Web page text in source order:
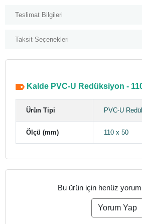
Teslimat Bilgileri
Taksit Seçenekleri
Kalde PVC-U Redüksiyon -
Ürün Tipi PVC-U
Ölçü (mm) 110 x 50
Bu ürün için henüz yorum
Yorum Yap